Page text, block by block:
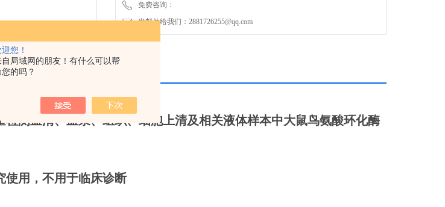
您！
自局域网的朋友！有什么可以帮
您的吗？
免费咨询：
发邮件给我们：2881726255@qq.com
言询价
试剂盒技术指导
检测血清、血浆、组织、细胞上清及相关液体样本中大鼠鸟氨酸环化酶
使用，不用于临床诊断